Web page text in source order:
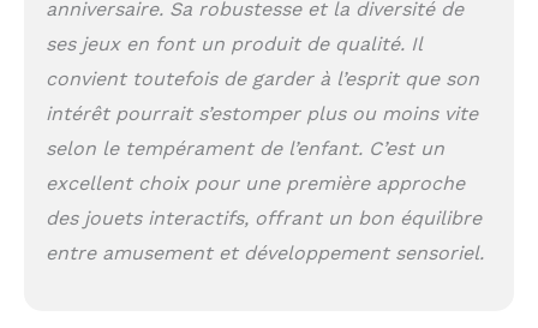
un son ludique et des boutons
sensibles permet aux tout - petits de
rester concentrés tout en apprenant. Il
comprend le contrôle du volume
réglable et le mode veille automatique
(activé après 2 minutes d'inactivité).
Adapté aux bébés de 6 à 12 mois, 12 à
18 mois et 12 à 24 mois, il divertit les
tout - petits pendant plusieurs
heures. Cadeau toddler idéal: idéal
anniversaire. Sa robustesse et la diversité de
ses jeux en font un produit de qualité. Il
convient toutefois de garder à l’esprit que son
intérêt pourrait s’estomper plus ou moins vite
selon le tempérament de l’enfant. C’est un
excellent choix pour une première approche
des jouets interactifs, offrant un bon équilibre
entre amusement et développement sensoriel.